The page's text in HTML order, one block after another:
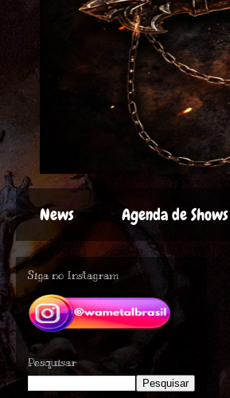
News Agenda de Shows
Siga no Instagram
Pesquisar